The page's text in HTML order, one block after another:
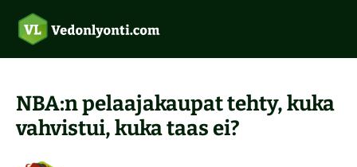
Uudet vedonlyöntisivustot 2026
NBA:n pelaajakaupat tehty, kuka
vahvistui, kuka taas ei?